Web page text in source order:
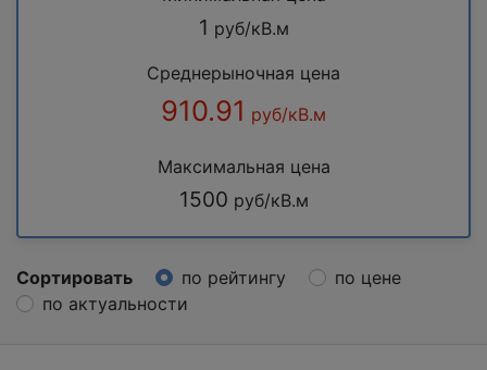
1 руб/кВ.м
Среднерыночная цена
910.91 руб/кВ.м
Максимальная цена
1500 руб/кВ.м
Сортировать по рейтингу
по цене
по актуальности